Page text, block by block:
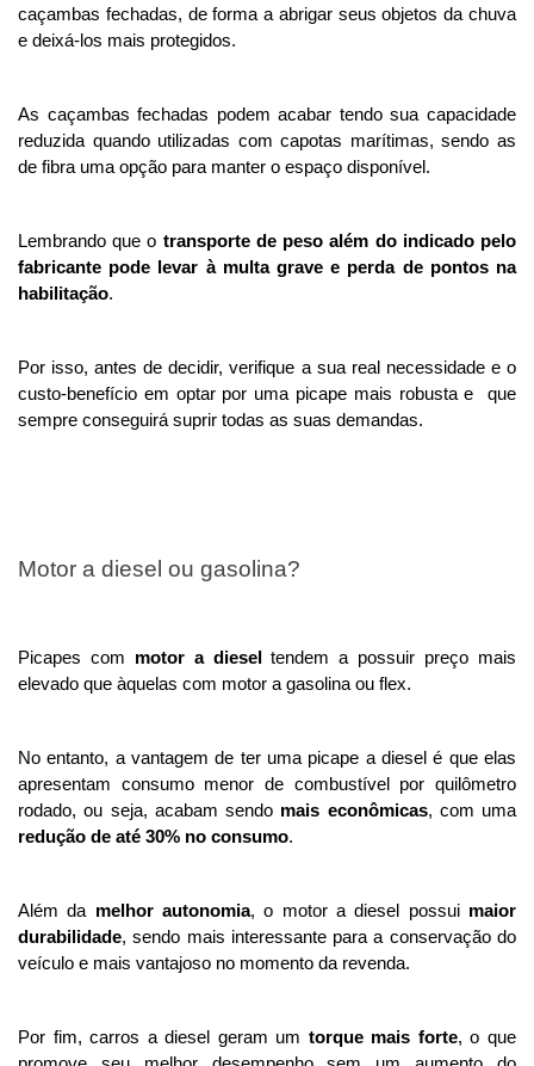
caçambas fechadas, de forma a abrigar seus objetos da chuva
e deixá-los mais protegidos.
As caçambas fechadas podem acabar tendo sua capacidade
reduzida quando utilizadas com capotas marítimas, sendo as
de fibra uma opção para manter o espaço disponível.
Lembrando que o transporte de peso além do indicado pelo
fabricante pode levar à multa grave e perda de pontos na
habilitação.
Por isso, antes de decidir, verifique a sua real necessidade e o
custo-benefício em optar por uma picape mais robusta e  que
sempre conseguirá suprir todas as suas demandas.
Motor a diesel ou gasolina?
Picapes com motor a diesel
tendem a possuir preço mais
elevado que àquelas com motor a gasolina ou flex.
No entanto, a vantagem de ter uma picape a diesel é que elas
apresentam consumo menor de combustível por quilômetro
rodado, ou seja, acabam sendo mais econômicas
redução de até 30% no consumo.
Além da melhor autonomia, o motor a diesel possui maior
durabilidade, sendo mais interessante para a conservação do
veículo e mais vantajoso no momento da revenda.
Por fim, carros a diesel geram um torque mais forte, o que